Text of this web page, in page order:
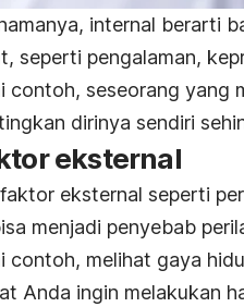
internal berarti
seperti pengalaman,
contoh, seseorang yang
dirinya sendiri
eksternal
eksternal seperti
menjadi penyebab
contoh, melihat gaya
Anda ingin melakukan